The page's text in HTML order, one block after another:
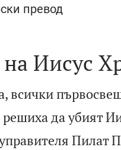
превод
Иисус
всички
решиха да убият
Пилат